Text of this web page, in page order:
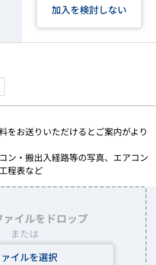
加入を検討しない
をお送りいただけるとご案内がより
ン・搬出入経路等の写真、エアコン
程表など
ァイルをドロップ
または
イルを選択